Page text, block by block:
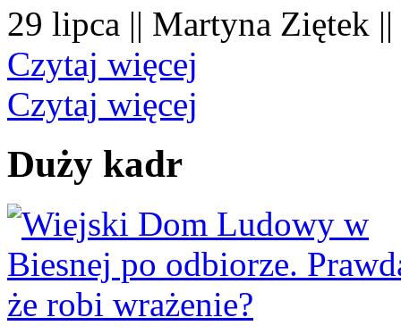
29 lipca || Martyna Ziętek
Czytaj więcej
Czytaj więcej
Duży kadr